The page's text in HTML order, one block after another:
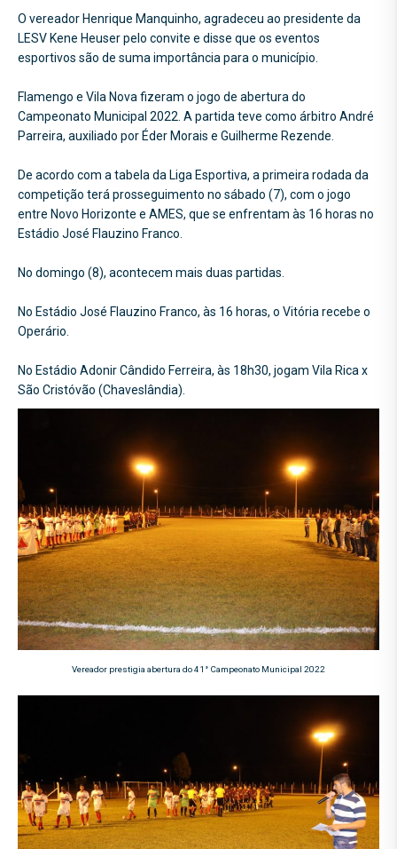
O vereador Henrique Manquinho, agradeceu ao presidente da
LESV Kene Heuser pelo convite e disse que os eventos
esportivos são de suma importância para o município.
Flamengo e Vila Nova fizeram o jogo de abertura do
Campeonato Municipal 2022. A partida teve como árbitro André
Parreira, auxiliado por Éder Morais e Guilherme Rezende.
De acordo com a tabela da Liga Esportiva, a primeira rodada da
competição terá prosseguimento no sábado (7), com o jogo
entre Novo Horizonte e AMES, que se enfrentam às 16 horas no
Estádio José Flauzino Franco.
No domingo (8), acontecem mais duas partidas.
No Estádio José Flauzino Franco, às 16 horas, o Vitória recebe o
Operário.
No Estádio Adonir Cândido Ferreira, às 18h30, jogam Vila Rica x
São Cristóvão (Chaveslândia).
Vereador prestigia abertura do 41° Campeonato Municipal 2022